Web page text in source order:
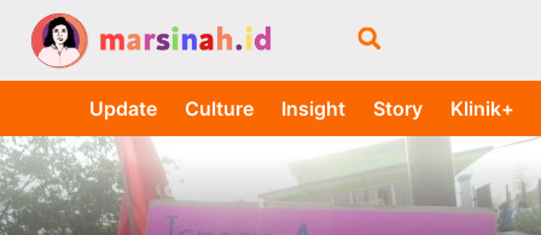
Update Culture Insight Story Klinik+